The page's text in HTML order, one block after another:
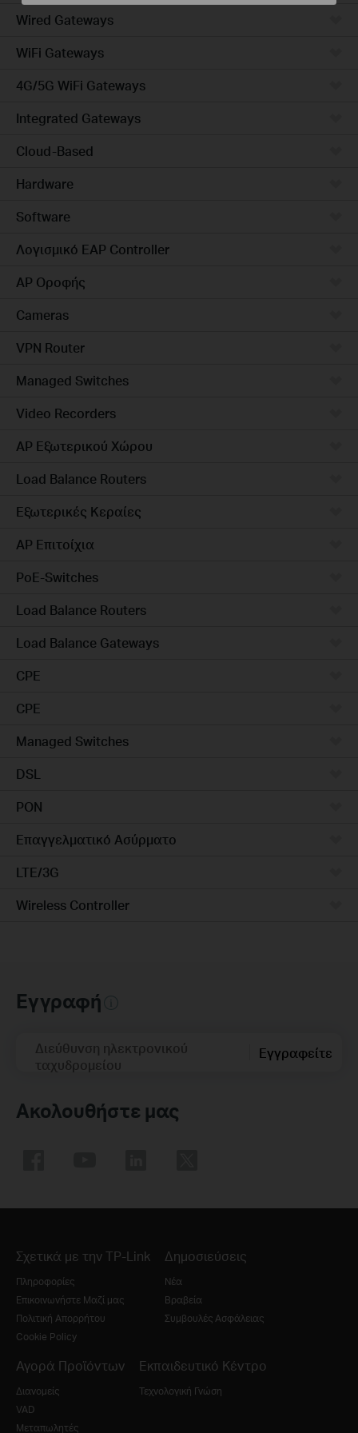
Wired Gateways
WiFi Gateways
4G/5G WiFi Gateways
Integrated Gateways
Cloud-Based
Hardware
Software
Λογισμικό EAP Controller
AP Οροφής
Cameras
VPN Router
Managed Switches
Video Recorders
AP Εξωτερικού Χώρου
Load Balance Routers
Εξωτερικές Κεραίες
AP Επιτοίχια
PoE-Switches
Load Balance Routers
Load Balance Gateways
CPE
CPE
Managed Switches
DSL
PON
Επαγγελματικό Ασύρματο
LTE/3G
Wireless Controller
Εγγραφή
Διεύθυνση ηλεκτρονικού
ταχυδρομείου
Εγγραφείτε
Ακολουθήστε μας
Σχετικά με την TP-Link
Πληροφορίες
Επικοινωνήστε Μαζί μας
Πολιτική Απορρήτου
Cookie Policy
Δημοσιεύσεις
Νέα
Βραβεία
Συμβουλές Ασφάλειας
Αγορά Προϊόντων
Διανομείς
VAD
Μεταπωλητές
Εκπαιδευτικό Κέντρο
Τεχνολογική Γνώση